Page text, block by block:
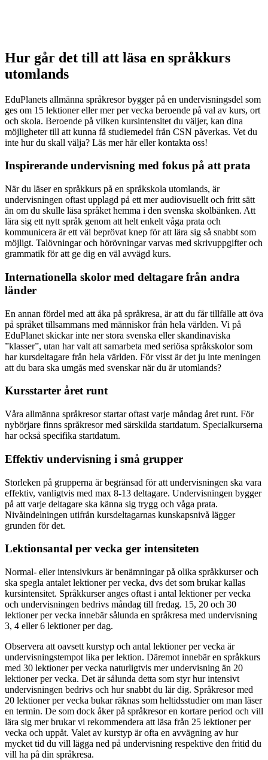
Hur går det till att läsa en språkkurs
utomlands
EduPlanets allmänna språkresor bygger på en undervisningsdel som
ges om 15 lektioner eller mer per vecka beroende på val av kurs, ort
och skola. Beroende på vilken kursintensitet du väljer, kan dina
möjligheter till att kunna få studiemedel från CSN påverkas. Vet du
inte hur du skall välja? Läs mer här eller kontakta oss!
Inspirerande undervisning med fokus på att prata
När du läser en språkkurs på en språkskola utomlands, är
undervisningen oftast upplagd på ett mer audiovisuellt och fritt sätt
än om du skulle läsa språket hemma i den svenska skolbänken. Att
lära sig ett nytt språk genom att helt enkelt våga prata och
kommunicera är ett väl beprövat knep för att lära sig så snabbt som
möjligt. Talövningar och hörövningar varvas med skrivuppgifter och
grammatik för att ge dig en väl avvägd kurs.
Internationella skolor med deltagare från andra
länder
En annan fördel med att åka på språkresa, är att du får tillfälle att öva
på språket tillsammans med människor från hela världen. Vi på
EduPlanet skickar inte ner stora svenska eller skandinaviska
”klasser”, utan har valt att samarbeta med seriösa språkskolor som
har kursdeltagare från hela världen. För visst är det ju inte meningen
att du bara ska umgås med svenskar när du är utomlands?
Kursstarter året runt
Våra allmänna språkresor startar oftast varje måndag året runt. För
nybörjare finns språkresor med särskilda startdatum. Specialkurserna
har också specifika startdatum.
Effektiv undervisning i små grupper
Storleken på grupperna är begränsad för att undervisningen ska vara
effektiv, vanligtvis med max 8-13 deltagare. Undervisningen bygger
på att varje deltagare ska känna sig trygg och våga prata.
Nivåindelningen utifrån kursdeltagarnas kunskapsnivå lägger
grunden för det.
Lektionsantal per vecka ger intensiteten
Normal- eller intensivkurs är benämningar på olika språkkurser och
ska spegla antalet lektioner per vecka, dvs det som brukar kallas
kursintensitet. Språkkurser anges oftast i antal lektioner per vecka
och undervisningen bedrivs måndag till fredag. 15, 20 och 30
lektioner per vecka innebär sålunda en språkresa med undervisning
3, 4 eller 6 lektioner per dag.
Observera att oavsett kurstyp och antal lektioner per vecka är
undervisningstempot lika per lektion. Däremot innebär en språkkurs
med 30 lektioner per vecka naturligtvis mer undervisning än 20
lektioner per vecka. Det är sålunda detta som styr hur intensivt
undervisningen bedrivs och hur snabbt du lär dig. Språkresor med
20 lektioner per vecka bukar räknas som heltidsstudier om man läser
en termin. De som dock åker på språkresor en kortare period och vill
lära sig mer brukar vi rekommendera att läsa från 25 lektioner per
vecka och uppåt. Valet av kurstyp är ofta en avvägning av hur
mycket tid du vill lägga ned på undervisning respektive den fritid du
vill ha på din språkresa.